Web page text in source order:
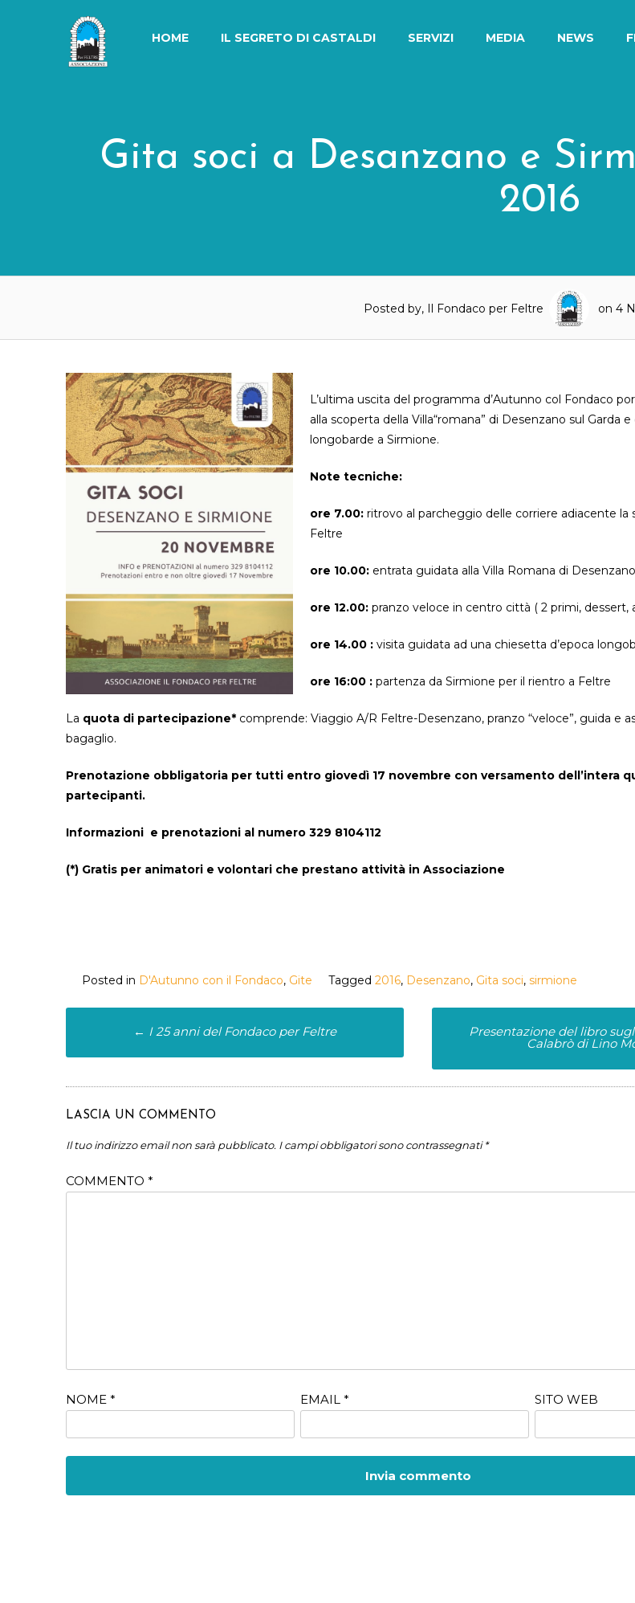
HOME IL SEGRETO DI CASTALDI SERVIZI MEDIA NEWS
Gita soci a Desanzano e
2016
Posted by, Il Fondaco per Feltre on 4
L’ultima uscita del programma d’Autunno col Fondaco
alla scoperta della Villa“romana” di Desenzano sul Garda
longobarde a Sirmione.
Note tecniche:
ore 7.00: ritrovo al parcheggio delle corriere adiacente la
Feltre
ore 10.00: entrata guidata alla Villa Romana di Desenzano
ore 12.00: pranzo veloce in centro città ( 2 primi, dessert,
ore 14.00 : visita guidata ad una chiesetta d’epoca
ore 16:00 : partenza da Sirmione per il rientro a Feltre
La quota di partecipazione* comprende: Viaggio A/R Feltre-Desenzano, pranzo “veloce”, guida e
bagaglio.
Prenotazione obbligatoria per tutti entro giovedì 17 novembre con versamento dell’intera
partecipanti.
Informazioni e prenotazioni al numero 329 8104112
(*) Gratis per animatori e volontari che prestano attività in Associazione
Posted in D'Autunno con il Fondaco, Gite Tagged 2016, Desenzano, Gita soci, sirmione
navigation
← I 25 anni del Fondaco per Feltre Presentazione del libro
Calabrò di Lino
LASCIA UN COMMENTO
Il tuo indirizzo email non sarà pubblicato. I campi obbligatori sono contrassegnati*
COMMENTO *
NOME * EMAIL* SITO WEB